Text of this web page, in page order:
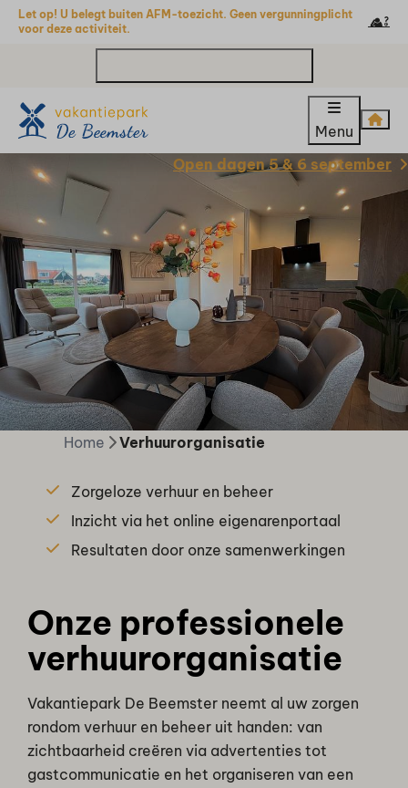
Let op! U belegt buiten AFM-toezicht. Geen vergunningplicht
voor deze activiteit.
Menu
Open dagen 5 & 6 september
Home Verhuurorganisatie
Zorgeloze verhuur en beheer
Inzicht via het online eigenarenportaal
Resultaten door onze samenwerkingen
Onze professionele
verhuurorganisatie
Vakantiepark De Beemster neemt al uw zorgen
rondom verhuur en beheer uit handen: van
zichtbaarheid creëren via advertenties tot
gastcommunicatie en het organiseren van een